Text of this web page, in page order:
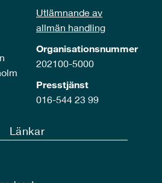
Utlämnande av
allmän handling
Organisationsnummer
202100-5000
Presstjänst
016-544 23 99
Länkar